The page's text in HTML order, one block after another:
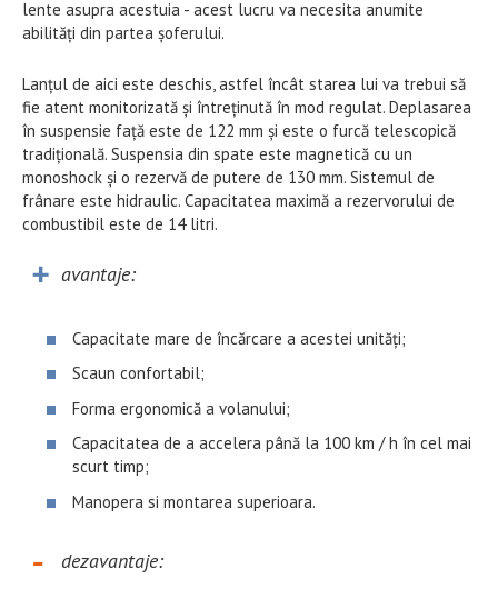
lente asupra acestuia - acest lucru va necesita anumite
abilități din partea șoferului.
Lanțul de aici este deschis, astfel încât starea lui va trebui să
fie atent monitorizată și întreținută în mod regulat. Deplasarea
în suspensie față este de 122 mm și este o furcă telescopică
tradițională. Suspensia din spate este magnetică cu un
monoshock și o rezervă de putere de 130 mm. Sistemul de
frânare este hidraulic. Capacitatea maximă a rezervorului de
combustibil este de 14 litri.
avantaje:
Capacitate mare de încărcare a acestei unități;
Scaun confortabil;
Forma ergonomică a volanului;
Capacitatea de a accelera până la 100 km / h în cel mai
scurt timp;
Manopera si montarea superioara.
dezavantaje: